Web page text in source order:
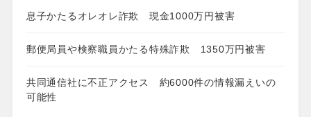
息子かたるオレオレ詐欺 現金1000万円被害
郵便局員や検察職員かたる特殊詐欺 1350万円被害
共同通信社に不正アクセス 約6000件の情報漏えいの
可能性